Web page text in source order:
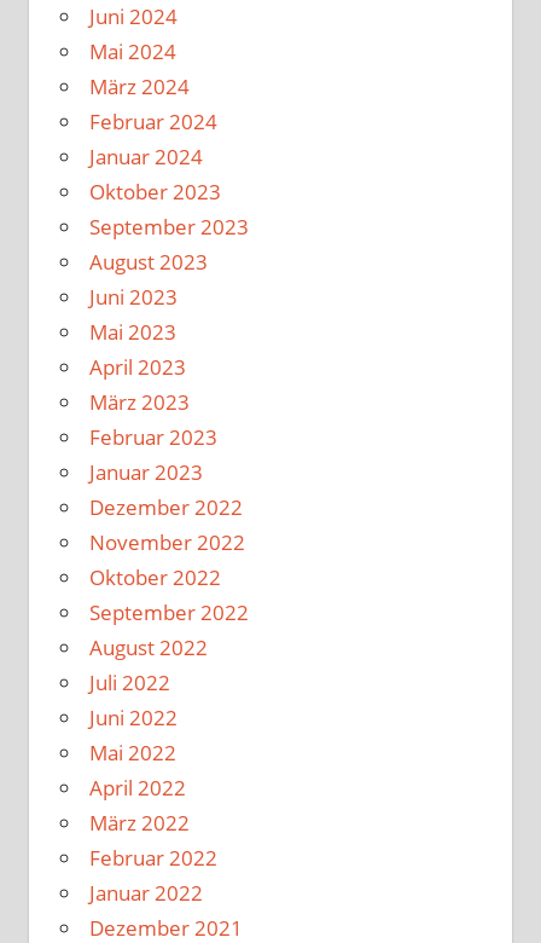
Juni 2024
Mai 2024
März 2024
Februar 2024
Januar 2024
Oktober 2023
September 2023
August 2023
Juni 2023
Mai 2023
April 2023
März 2023
Februar 2023
Januar 2023
Dezember 2022
November 2022
Oktober 2022
September 2022
August 2022
Juli 2022
Juni 2022
Mai 2022
April 2022
März 2022
Februar 2022
Januar 2022
Dezember 2021